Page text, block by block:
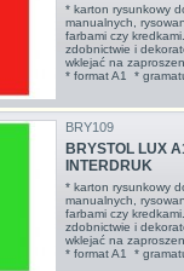
* karton rysunkowy
manualnych,
farbami czy
zdobnictwie i
wklejać na
* format A1 *
BRY109
BRYSTOL LUX
INTERDRUK
* karton rysunkowy
manualnych,
farbami czy
zdobnictwie i
wklejać na
* format A1 *